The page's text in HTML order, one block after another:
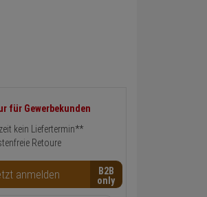
für Gewerbekunden
kein Liefertermin**
Retoure
anmelden B2B